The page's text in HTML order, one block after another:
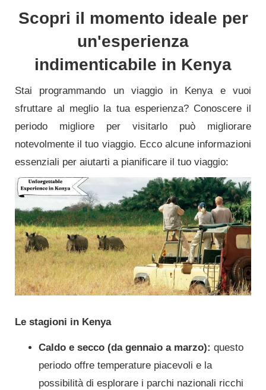
Scopri il momento ideale per
un'esperienza
indimenticabile in Kenya
Stai programmando un viaggio in Kenya e vuoi
sfruttare al meglio la tua esperienza? Conoscere il
periodo migliore per visitarlo può migliorare
notevolmente il tuo viaggio. Ecco alcune informazioni
essenziali per aiutarti a pianificare il tuo viaggio:
Le stagioni in Kenya
Caldo e secco (da gennaio a marzo): questo
periodo offre temperature piacevoli e la
possibilità di esplorare i parchi nazionali ricchi